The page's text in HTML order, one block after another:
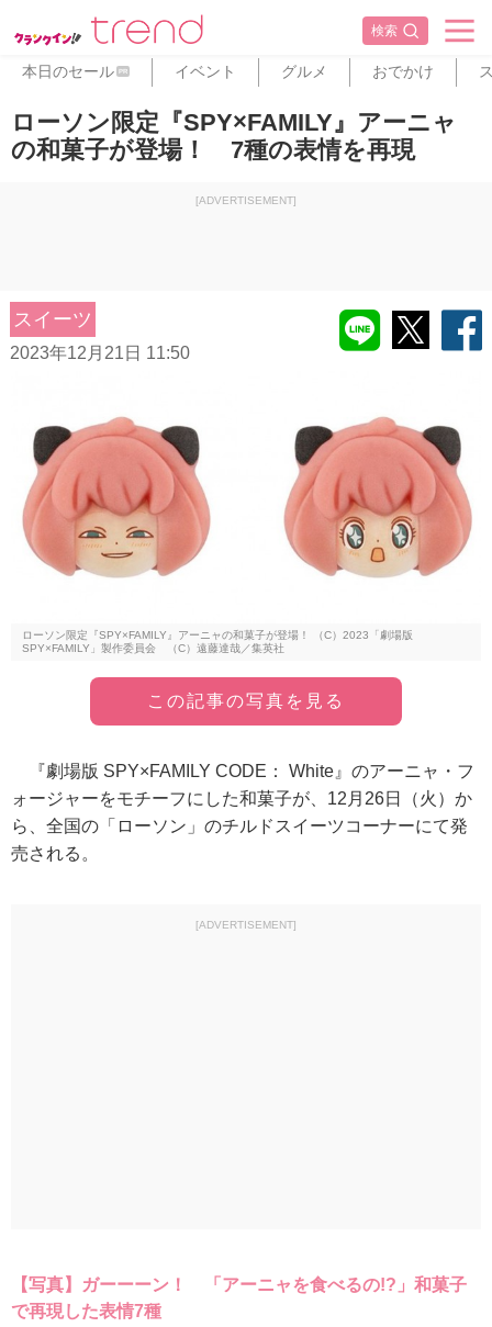
検索
本日のセール PR イベント グルメ おでかけ
ローソン限定『SPY×FAMILY』アーニャ
の和菓子が登場！ 7種の表情を再現
[ADVERTISEMENT]
スイーツ
2023年12月21日 11:50
ローソン限定『SPY×FAMILY』アーニャの和菓子が登場！ （C）2023「劇場版
SPY×FAMILY」製作委員会 （C）遠藤達哉／集英社
この記事の写真を見る
『劇場版 SPY×FAMILY CODE： White』のアーニャ・フ
ォージャーをモチーフにした和菓子が、12月26日（火）か
ら、全国の「ローソン」のチルドスイーツコーナーにて発
売される。
[ADVERTISEMENT]
【写真】ガーーーン！ 「アーニャを食べるの!?」和菓子
で再現した表情7種